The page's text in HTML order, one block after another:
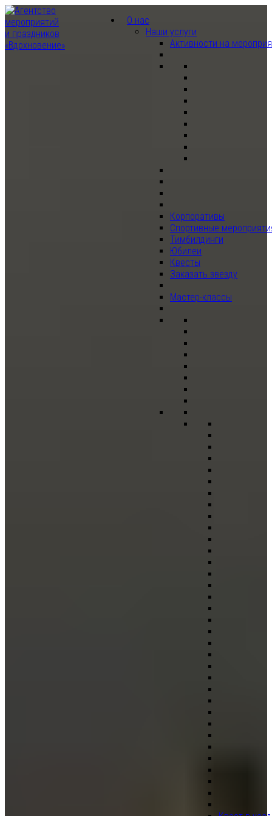
О нас
Наши услуги
Активности на
Корпоративы
Спортивные
Тимбилдинги
Юбилеи
Квесты
Заказать звезду
Мастер-классы